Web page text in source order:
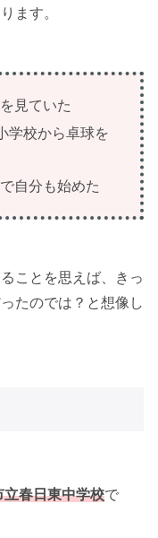
ます。
見ていた
学校から卓球を
自分も始めた
ことを思えば、きっ
たのでは？と想像し
立春日東中学校で